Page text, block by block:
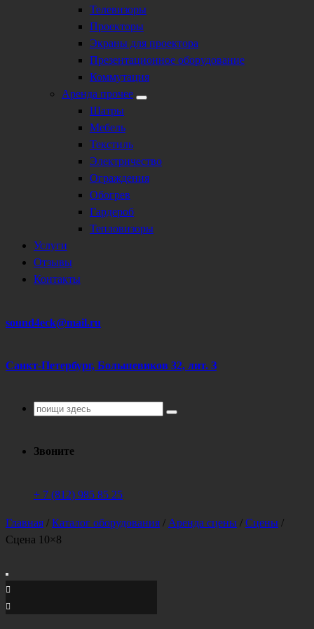
Телевизоры
Проекторы
Экраны для проектора
Презентационное оборудование
Коммутация
Аренда прочее
Шатры
Мебель
Текстиль
Электричество
Ограждения
Обогрев
Гардероб
Тепловизоры
Услуги
Отзывы
Контакты
sound4eck@mail.ru
Санкт-Петербург, Большевиков 32, лит. З
Поиск
Звоните
+ 7 (812) 985 85 25
Главная / Каталог оборудования / Аренда сцены / Сцены /
Сцена 10×8